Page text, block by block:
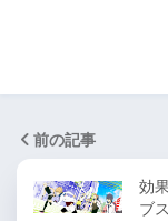
前の記事
効
ブ